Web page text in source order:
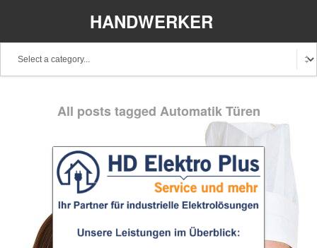
HANDWERKER
Hessen
Mecklenburg-Vorpommern Niedersachsen
Nordrhein-Westfalen Rheinland-Pfalz Saarland
Sachsen Schleswig-Holstein Thüringen
All posts tagged Automatik Türen